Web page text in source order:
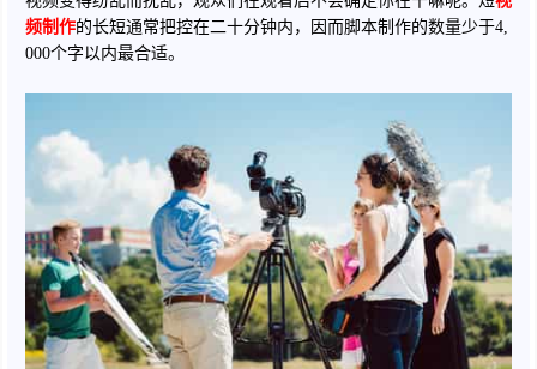
频制作的长短通常把控在二十分钟内，因而脚本制作的数量少于4,
000个字以内最合适。